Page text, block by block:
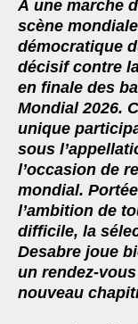
eb
oo
k
tt
er l
À une marche
scène
démocratique
décisif contre
en finale des
Mondial 2026.
unique
sous
l’occasion de
mondial.
l’ambition de
difficile, la
Desabre joue
un rendez-vous
nouveau